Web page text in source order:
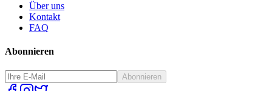
Über uns
Kontakt
FAQ
Abonnieren
Abonnieren